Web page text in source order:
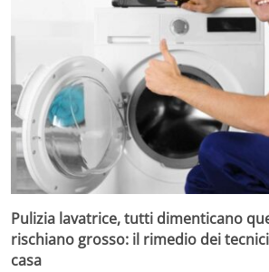
Pulizia lavatrice, tutti dimenticano
rischiano grosso: il rimedio dei
casa